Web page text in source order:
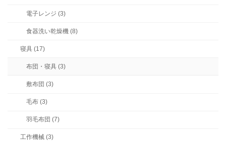
電子レンジ (3)
食器洗い乾燥機 (8)
寝具 (17)
布団・寝具 (3)
敷布団 (3)
毛布 (3)
羽毛布団 (7)
工作機械 (3)